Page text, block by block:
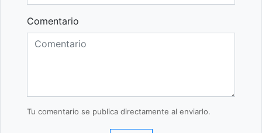
Comentario
Tu comentario se publica directamente al enviarlo.